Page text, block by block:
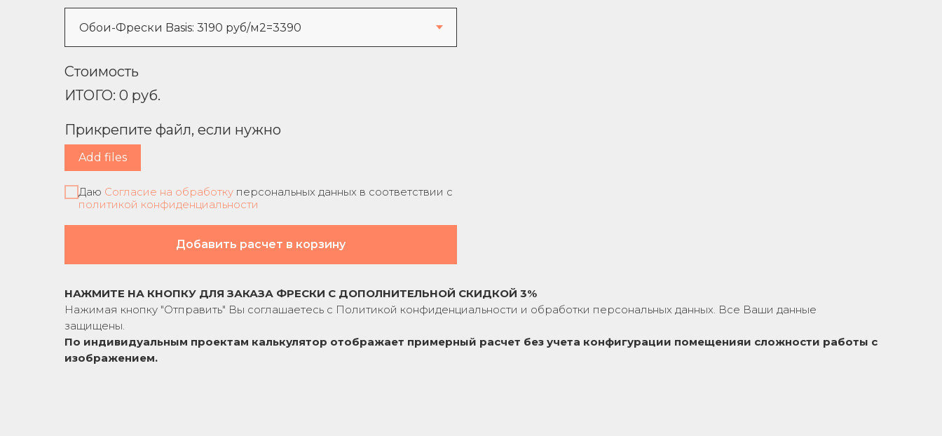
Стоимость
ИТОГО: 0 руб.
Прикрепите файл, если нужно
Add files
Даю Согласие на обработку персональных данных в соответствии с
политикой конфиденциальности
Добавить расчет в корзину
НАЖМИТЕ НА КНОПКУ ДЛЯ ЗАКАЗА ФРЕСКИ С ДОПОЛНИТЕЛЬНОЙ СКИДКОЙ 3%
Нажимая кнопку "Отправить" Вы соглашаетесь с Политикой конфиденциальности и обработки персональных данных. Все Ваши данные
защищены.
По индивидуальным проектам калькулятор отображает примерный расчет без учета конфигурации помещенияи сложности работы с
изображением.